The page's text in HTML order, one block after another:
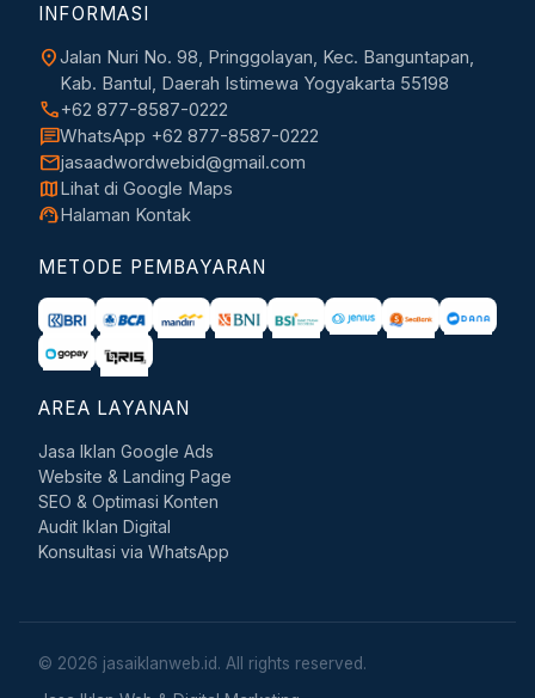
INFORMASI
location_onJalan Nuri No. 98, Pringgolayan, Kec. Banguntapan,
Kab. Bantul, Daerah Istimewa Yogyakarta 55198
call+62 877-8587-0222
chatWhatsApp +62 877-8587-0222
mailjasaadwordwebid@gmail.com
mapLihat di Google Maps
support_agentHalaman Kontak
METODE PEMBAYARAN
AREA LAYANAN
Jasa Iklan Google Ads
Website & Landing Page
SEO & Optimasi Konten
Audit Iklan Digital
Konsultasi via WhatsApp
© 2026 jasaiklanweb.id. All rights reserved.